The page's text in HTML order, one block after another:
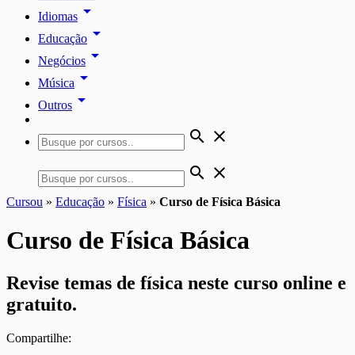
Idiomas arrow_drop_down
Educação arrow_drop_down
Negócios arrow_drop_down
Música arrow_drop_down
Outros arrow_drop_down
search close
search close
Cursou » Educação » Física » Curso de Física Básica
Curso de Física Básica
Revise temas de física neste curso online e
gratuito.
Compartilhe: